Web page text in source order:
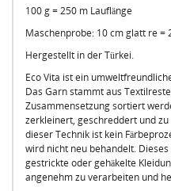
100 g = 250 m Lauflänge
Maschenprobe: 10 cm glatt re =
Hergestellt in der Türkei.
Eco Vita ist ein
Das Garn stammt aus
Zusammensetzung sortiert
zerkleinert, geschreddert und
dieser Technik ist kein
wird nicht neu behandelt.
gestrickte oder gehäkelte
angenehm zu verarbeiten und